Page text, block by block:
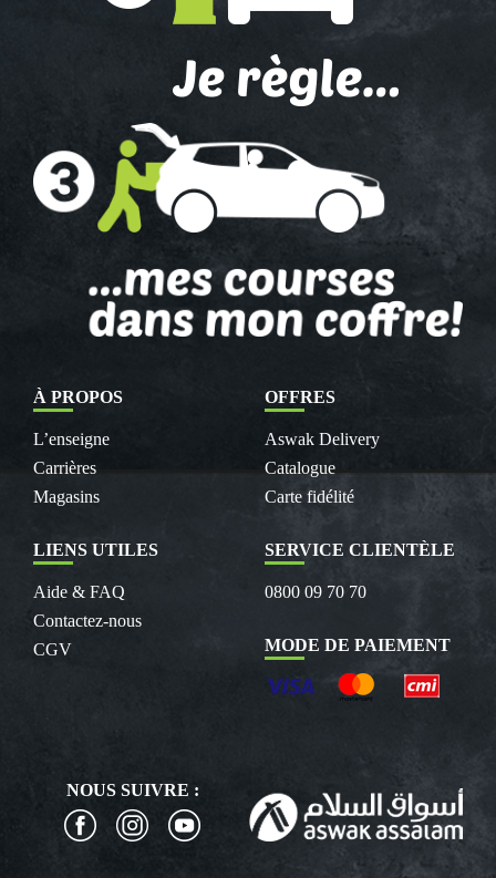
À PROPOS
L’enseigne
Carrières
Magasins
OFFRES
Aswak Delivery
Catalogue
Carte fidélité
LIENS UTILES
Aide & FAQ
Contactez-nous
CGV
SERVICE CLIENTÈLE
0800 09 70 70
MODE DE PAIEMENT
NOUS SUIVRE :